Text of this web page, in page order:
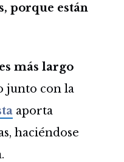
porque están
es más largo
junto con la
aporta
haciéndose